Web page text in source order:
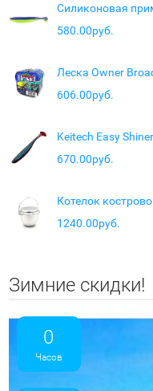
Силиконовая
580.00руб.
Леска Owner
606.00руб.
Keitech Easy
670.00руб.
1240.00руб.
Зимние скидки!
0
Часов